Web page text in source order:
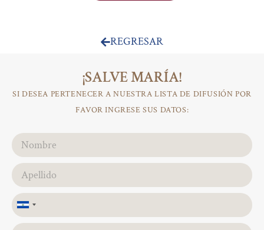
REGRESAR
¡SALVE MARÍA!
SI DESEA PERTENECER A NUESTRA LISTA DE DIFUSIÓN POR
FAVOR INGRESE SUS DATOS:
El
Salvador